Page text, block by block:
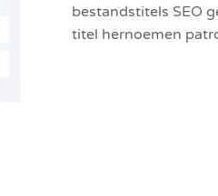
bestandstitels SEO
titel hernoemen